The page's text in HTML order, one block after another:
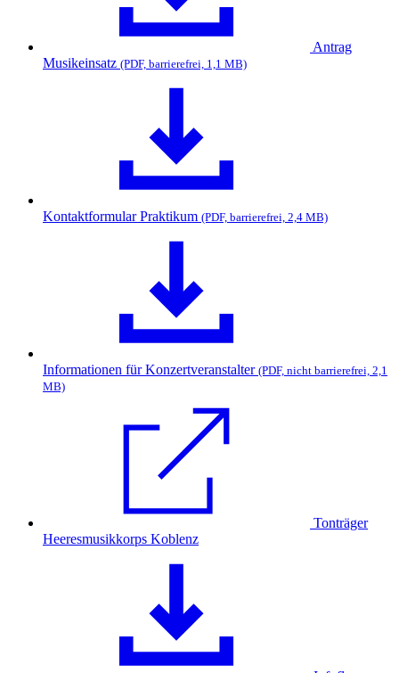
Antrag
Musikeinsatz (PDF, barrierefrei, 1,1 MB)
Kontaktformular Praktikum (PDF, barrierefrei, 2,4 MB)
Informationen für Konzertveranstalter (PDF, nicht barrierefrei, 2,1
MB)
Tonträger
Heeresmusikkorps Koblenz